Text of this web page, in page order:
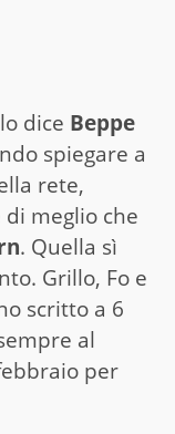
dice Beppe
spiegare a
rete,
meglio che
. Quella sì
Grillo, Fo e
scritto a 6
al
per